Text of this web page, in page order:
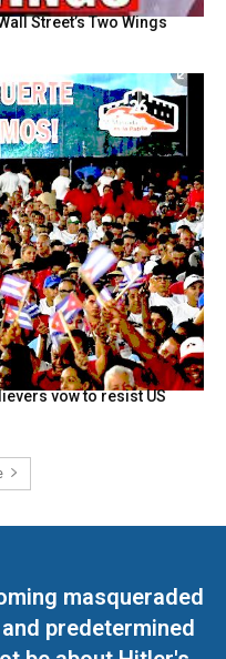
Street’s Two Wings
vow to resist US
masqueraded
predetermined